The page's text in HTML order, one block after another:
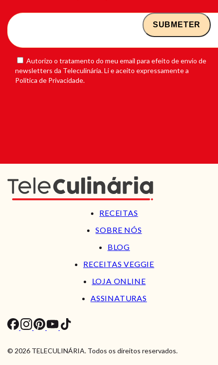
Autorizo o tratamento do meu email para efeito de envio de
newsletters da Teleculinária. Li e aceito expressamente a
Política de Privacidade.
RECEITAS
SOBRE NÓS
BLOG
RECEITAS VEGGIE
LOJA ONLINE
ASSINATURAS
© 2026 TELECULINÁRIA. Todos os direitos reservados.